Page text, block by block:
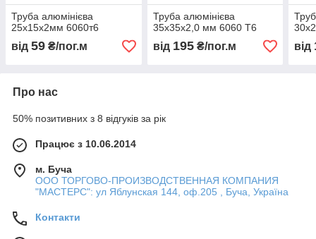
Труба алюмінієва
25х15х2мм 6060т6
від 59 ₴/пог.м
Труба алюмінієва
35х35х2,0 мм 6060 Т6
від 195₴/пог.м від
Про нас
50% позитивних з 8 відгуків за рік
Працює з 10.06.2014
м. Буча
ООО ТОРГОВО-ПРОИЗВОДСТВЕННАЯ КОМПАНИЯ
"МАСТЕРС": ул Яблунская 144, оф.205 , Буча, Україна
Контакти